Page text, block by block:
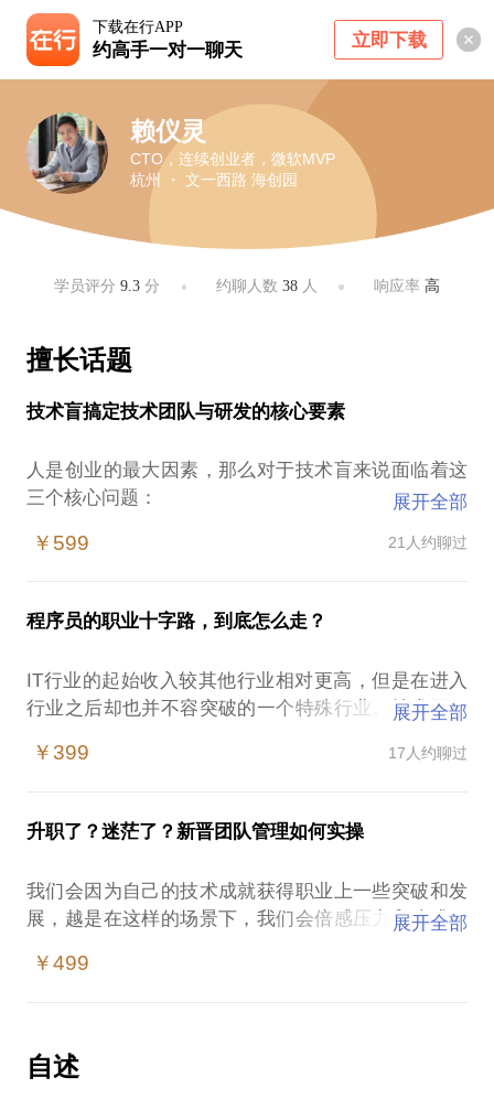
下载在行APP
约高手一对一聊天 立即下载
赖仪灵
CTO，连续创业者，微软MVP
杭州 ・ 文一西路 海创园
学员评分9.3 分 约聊人数 38人 响应率 高
擅长话题
技术盲搞定技术团队与研发的核心要素
人是创业的最大因素，那么对于技术盲来说面临着这
三个核心问题：
要怎样的人和团队？
别？
3、产品研发过程中如何带领技术团队、协助，建立简
结合自己的经历和经验，可以在一些核心问题上给予
帮助、进行交流：
2、选择适当的团队配置实现最大的ROI，降低研发成
3、正确定位你的技术合伙人
4、分享面试技术工程师的经验，判断技术工程师的能
5、正确的与技术团队协作，确保产品研发不失控，保
以上每一点都可以很长的时间去沟通、交流，所以希
展开全部
￥599 21人约聊过
程序员的职业十字路，到底怎么走？
IT行业的起始收入较其他行业相对更高，但是在进入
行业之后却也并不容突破的一个特殊行业。技术工程
生活，但是在此过程中需要注意一些问题：技术是不
目标，让我们可以影响到更多的人，同时实现个人能
力和收入的突破。
我愿意分享我的成长经历，用技术、管理、经营经验
帮助你找到自己的方向：
1、学习技术的同时，应该如何提高自己的综合软实
4、职业发展过程中如何华丽的转身进入管理领域？
展开全部
￥399 17人约聊过
升职了？迷茫了？新晋团队管理如何实操
我们会因为自己的技术成就获得职业上一些突破和发
展，越是在这样的场景下，我们会倍感压力和迷惑。
够？
实现一个漂亮的开端：
1、技术和管理的精力如何分配？重点是什么？
展开全部
￥499
自述